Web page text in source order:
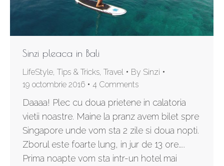
Sinzi pleaca in Bali
LifeStyle, Tips & Tricks, Travel By Sinzi
19 octombrie 2016
4 Comments
Daaaa! Plec cu doua prietene in calatoria
vietii noastre. Maine la pranz avem bilet spre
Singapore unde vom sta 2 zile si doua nopti.
Zborul este foarte lung, in jur de 13 ore…..
Prima noapte vom sta intr-un hotel mai